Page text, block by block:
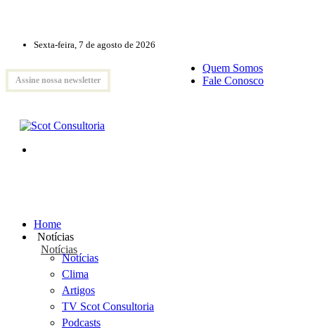
Sexta-feira, 7 de agosto de 2026
Assine nossa newsletter
Quem Somos
Fale Conosco
Home
Notícias
Notícias
Notícias
Clima
Artigos
TV Scot Consultoria
Podcasts